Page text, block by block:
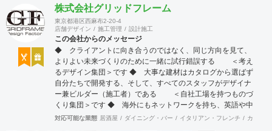
株式会社グリッドフレーム
東京都港区西麻布2-20-4
店舗デザイン
施工管理 設計施工
この会社からのメッセージ
◆ クライアントに向き合うのではなく、同じ方向を見て、
よりよい未来づくりのために一緒に試行錯誤する ＜考え
るデザイン集団＞です ◆ 大事な建材はカタログから選ばず
自分たちで開発する、そして、すべてのスタッフがデザイナ
ー兼ビルダー（施工者）である ＜自社工場を持つものづ
くり集団＞です ◆ 海外にもネットワークを持ち、英語や中
国語に堪能なスタッフたちが、海外から国内への出店をスム
対応可能な業態 居酒屋 ダイニング・バー イタリアン・フレンチ カフェ